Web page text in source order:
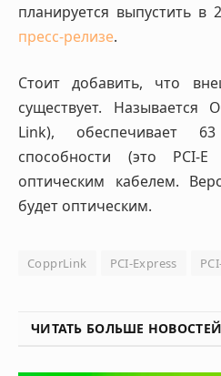
планируется выпустить в
пресс-релизе.
Стоит добавить, что
существует. Называется
Link), обеспечивает
способности (это
оптическим кабелем.
будет оптическим.
CopprLink PCI-Express
ЧИТАТЬ БОЛЬШЕ НОВОСТЕЙ